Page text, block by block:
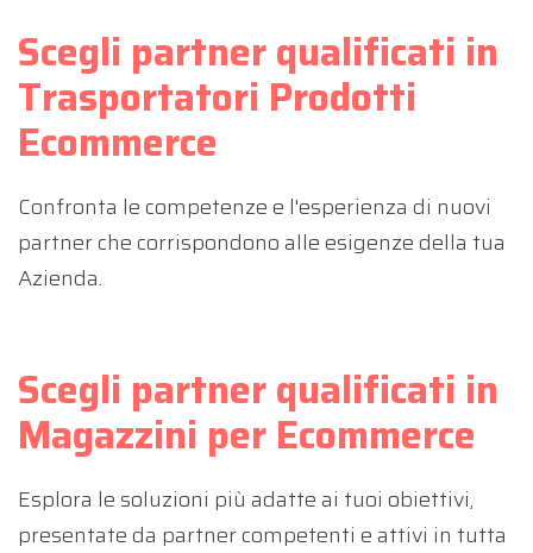
Scegli partner qualificati in
Trasportatori Prodotti
Ecommerce
Confronta le competenze e l'esperienza di nuovi
partner che corrispondono alle esigenze della tua
Azienda.
Scegli partner qualificati in
Magazzini per Ecommerce
Esplora le soluzioni più adatte ai tuoi obiettivi,
presentate da partner competenti e attivi in tutta